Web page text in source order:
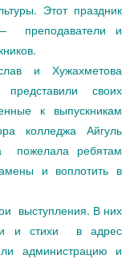
Этот праздник
преподаватели и
и Хужахметова
своих
к выпускникам
колледжа Айгуль
пожелала ребятам
и воплотить в
выступления. В них
и стихи в адрес
администрацию и